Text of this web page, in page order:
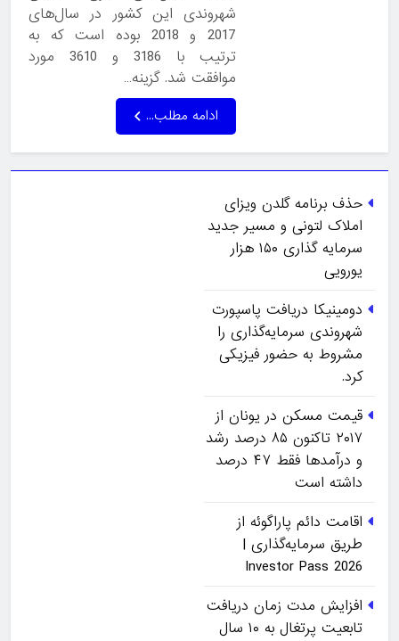
شهروندی این کشور در سال‌های
2017 و 2018 بوده است که به
ترتیب با 3186 و 3610 مورد
موافقت شد. گزینه…
ادامه مطلب...
حذف برنامه گلدن ویزای
املاک لتونی و مسیر جدید
سرمایه گذاری ۱۵۰ هزار
یورویی
دومینیکا دریافت پاسپورت
شهروندی سرمایه‌گذاری را
مشروط به حضور فیزیکی
کرد.
قیمت مسکن در یونان از
۲۰۱۷ تاکنون ۸۵ درصد رشد
و درآمدها فقط ۴۷ درصد
داشته است
اقامت دائم پاراگوئه از
طریق سرمایه‌گذاری |
Investor Pass 2026
افزایش مدت زمان دریافت
تابعیت پرتغال به ۱۰ سال